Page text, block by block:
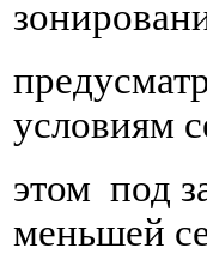
условиям
этом под
меньшей